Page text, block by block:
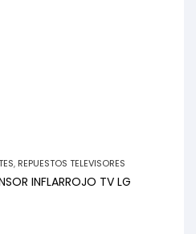
, REPUESTOS TELEVISORES
INFLARROJO TV LG